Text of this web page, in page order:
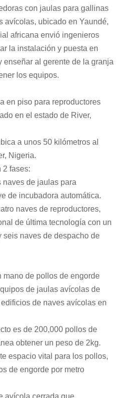
con jaulas para gallinas
avícolas, ubicado en Yaundé,
africana envió ingenieros
la instalación y puesta en
enseñar al gerente de la granja
los equipos.
en piso para reproductores
en el estado de River,
a unos 50 kilómetros al
Nigeria.
2 fases:
naves de jaulas para
de incubadora automática.
naves de reproductores,
de última tecnología con un
seis naves de despacho de
mano de pollos de engorde
de jaulas avícolas de
de naves avícolas en
es de 200,000 pollos de
obtener un peso de 2kg.
espacio vital para los pollos,
de engorde por metro
avícola cerrada que